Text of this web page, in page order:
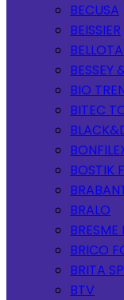
BECUSA
BEISSIER
BESSEY
BIO
BITEC
BOSTIK
BRALO
BRICO
BRITA
BTV